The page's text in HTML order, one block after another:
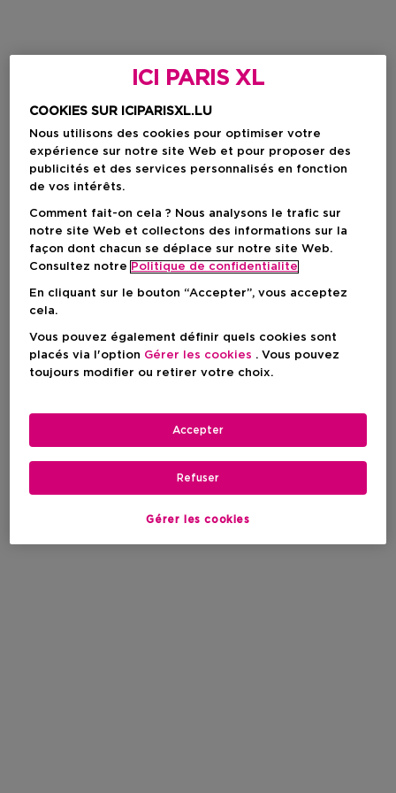
ICI PARIS XL
COOKIES SUR ICIPARISXL.LU
Nous utilisons des cookies pour optimiser votre
expérience sur notre site Web et pour proposer des
publicités et des services personnalisés en fonction
de vos intérêts.
Comment fait-on cela ? Nous analysons le trafic sur
notre site Web et collectons des informations sur la
façon dont chacun se déplace sur notre site Web.
Consultez notre Politique de confidentialite
En cliquant sur le bouton “Accepter”, vous acceptez
cela.
Vous pouvez également définir quels cookies sont
placés via l'option Gérer les cookies . Vous pouvez
toujours modifier ou retirer votre choix.
Gérer les cookies
Refuser
Accepter